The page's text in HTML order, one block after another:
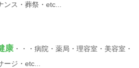
ス・葬祭・etc...
康 ・・・病院・薬局・理容室・美容室・
ジ・etc...